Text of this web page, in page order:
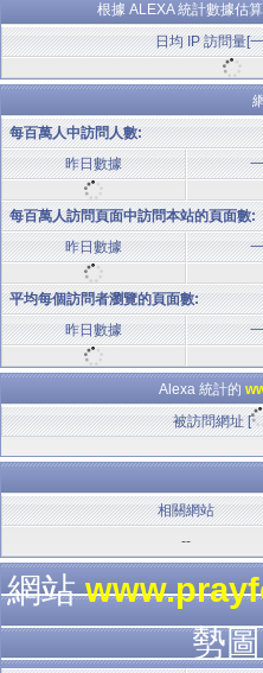
根據 ALEXA 統計數據估
日均 IP 訪問量[
每百萬人中訪問人數:
昨日數據
每百萬人訪問頁面中訪問本站的頁面數:
昨日數據
平均每個訪問者瀏覽的頁面數:
昨日數據
Alexa 統計的
被訪問網址 [
相關網站
--
網站
勢